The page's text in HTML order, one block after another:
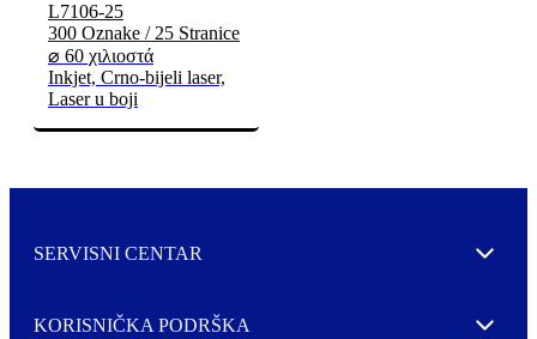
L7106-25
300 Oznake / 25 Stranice
⌀ 60 χιλιοστά
Inkjet, Crno-bijeli laser,
Laser u boji
SERVISNI CENTAR Expand
KORISNIČKA PODRŠKA Expand